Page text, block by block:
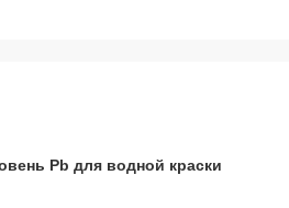
Pb для водной краски